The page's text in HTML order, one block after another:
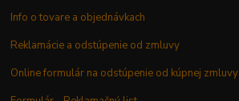
Info o tovare a objednávkach
Reklamácie a odstúpenie od zmluvy
Online formulár na odstúpenie od kúpnej zmluvy